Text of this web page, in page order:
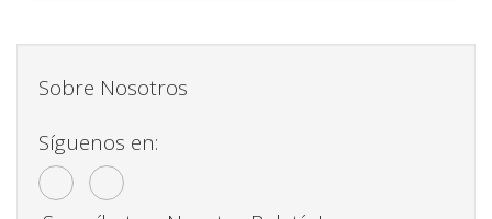
Sobre Nosotros
Síguenos en: